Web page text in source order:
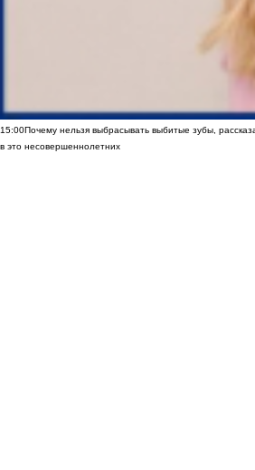
15:00Почему нельзя выбрасывать выбитые зубы,
в это несовершеннолетних